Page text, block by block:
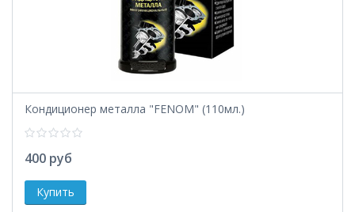
Кондиционер металла "FENOM" (110мл.)
400 руб